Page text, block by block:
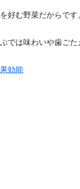
好む野菜だからです
では味わいや歯ご
効能